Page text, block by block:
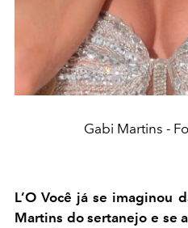
Gabi Martins -
L’O Você já se imaginou
Martins do sertanejo e se